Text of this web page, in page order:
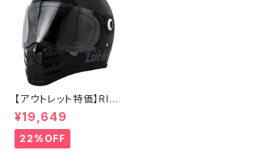
【アウトレット特価】RID
EZ X HELMET 数量限
定モデル 2WHEEL'S L
IFE-Mサイズ バイク用
フルフェイスヘルメット
¥19,649
22%OFF